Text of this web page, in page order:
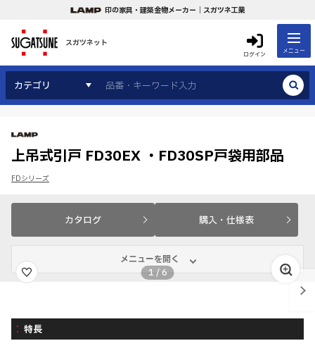
印の家具・建築金物メーカー｜スガツネ工業
スガツネット
ログイン メニュー
カテゴリ
上吊式引戸 FD30EX ・FD30SP戸袋用部品
FDシリーズ
カタログ 購入・仕様表
メニューを開く
1 / 6
特長